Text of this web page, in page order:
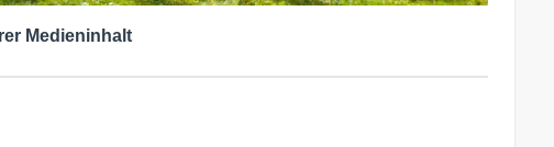
Medieninhalt